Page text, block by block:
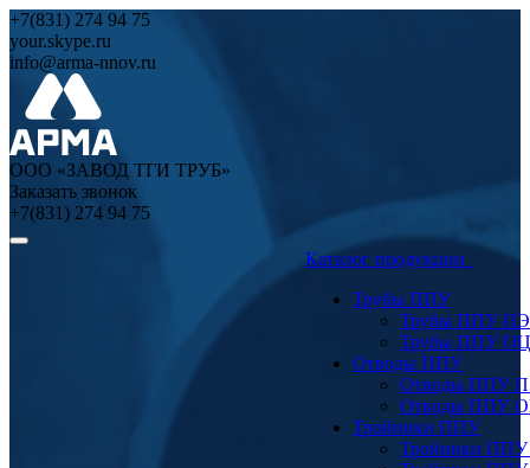
+7(831) 274 94 75
your.skype.ru
info@arma-nnov.ru
ООО «ЗАВОД ТГИ ТРУБ»
Заказать звонок
+7(831) 274 94 75
Каталог продукции
Трубы ППУ
Трубы ППУ ПЭ
Трубы ППУ ОЦ
Отводы ППУ
Отводы ППУ
Отводы ППУ
Тройники ППУ
Тройники